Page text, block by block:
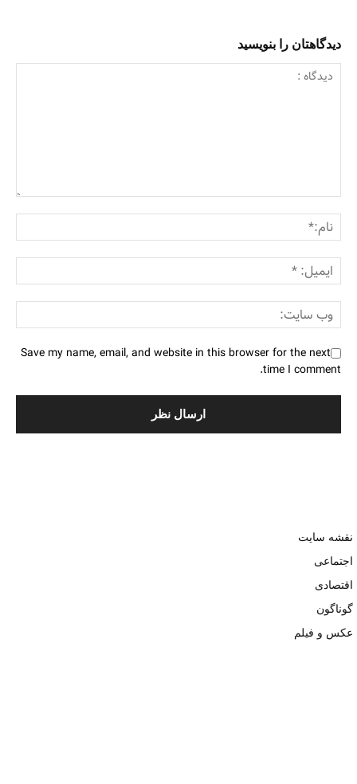
دیدگاهتان را بنویسید
Save my name, email, and website in this browser for the next
time I comment.
نقشه سایت
اجتماعی
اقتصادی
گوناگون
عکس و فیلم